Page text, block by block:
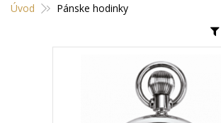
Úvod Pánske hodinky